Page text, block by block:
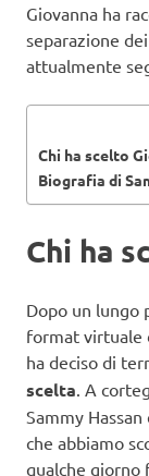
Giovanna ha
separazione
attualmente
Chi ha scelto
Biografia di
Chi ha
Dopo un lungo
format virtuale
ha deciso di
scelta . A
Sammy
che abbiamo
qualche giorno